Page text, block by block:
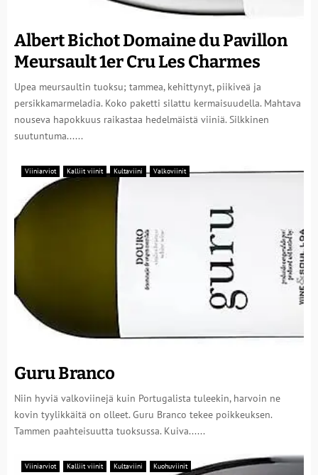
Albert Bichot Domaine du Pavillon
Meursault 1er Cru Les Charmes
Upea meursaultin tuoksu; tammea, kehittynyt, piikiveä ja
persikkamarmeladia. Koko paketti silattu kermaisuudella. Mahtava
nouseva hapokkuus raikastaa hedelmäistä viiniä. Silkkinen
suutuntuma......
Viiniarviot Kalliit viinit Kultaviini Valkoviinit
Guru Branco
Niin hyviä valkoviinejä kuin Portugalista tuleekin, harvoin ne
kovin tyylikkäitä on olleet. Guru Branco tekee poikkeuksen.
Tammen paahteisuutta tuoksussa. Kuiva......
Viiniarviot Kalliit viinit Kultaviini Kuohuviinit